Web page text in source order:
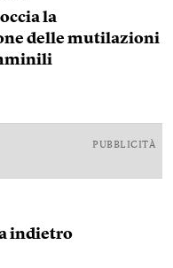
la
delle mutilazioni
PUBBLICITÀ
indietro